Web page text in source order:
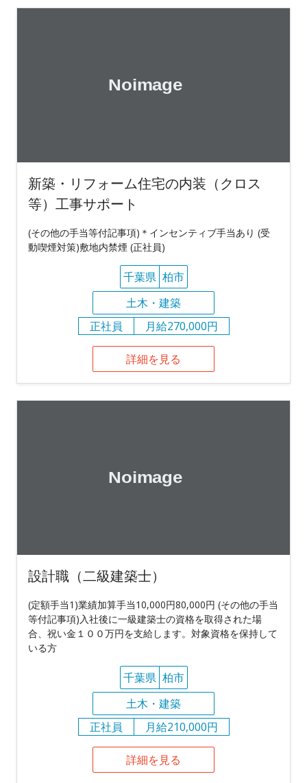
新築・リフォーム住宅の内装（クロス
等）工事サポート
(その他の手当等付記事項)＊インセンティブ手当あり (受
動喫煙対策)敷地内禁煙 (正社員)
千葉県 柏市
土木・建築
正社員
月給270,000円
詳細を見る
設計職（二級建築士）
(定額手当1)業績加算手当10,000円80,000円 (その他の手当
等付記事項)入社後に一級建築士の資格を取得された場
合、祝い金１００万円を支給します。対象資格を保持して
いる方
千葉県 柏市
土木・建築
正社員
月給210,000円
詳細を見る